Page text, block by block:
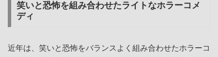
笑いと恐怖を組み合わせたライトなホラーコメ
ディ
近年は、笑いと恐怖をバランスよく組み合わせたホラーコ